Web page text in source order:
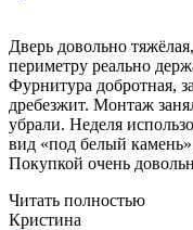
Дверь довольно
периметру реально
Фурнитура добротная,
дребезжит. Монтаж
убрали. Неделя
вид «под белый камень»
Покупкой очень
Читать полностью
Кристина